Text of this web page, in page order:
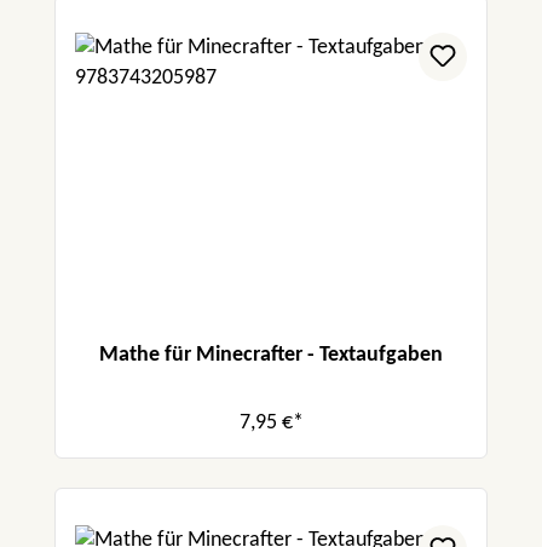
Mathe für Minecrafter - Textaufgaben
7,95 €*